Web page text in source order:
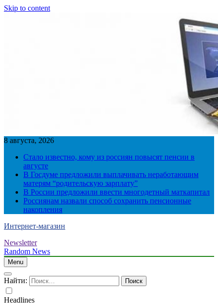
Skip to content
8 августа, 2026
Стало известно, кому из россиян повысят пенсии в
августе
В Госдуме предложили выплачивать неработающим
матерям “родительскую зарплату”
В России предложили ввести многодетный маткапитал
Россиянам назвали способ сохранить пенсионные
накопления
Интернет-магазин
Newsletter
Random News
Menu
Найти:
Headlines